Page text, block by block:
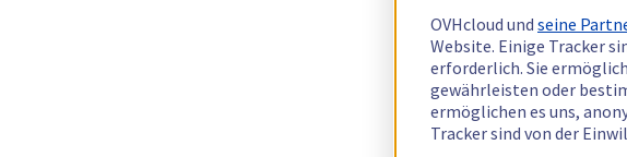
OVHcloud und seine
Website. Einige Tracker
erforderlich. Sie
gewährleisten oder
ermöglichen es uns,
Tracker sind von der